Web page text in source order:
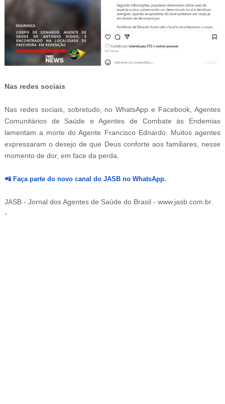
Nas redes sociais
Nas redes sociais, sobretudo, no WhatsApp e Facebook, Agentes
Comunitários de Saúde e Agentes de Combate às Endemias
lamentam a morte do Agente Francisco Ednardo. Muitos agentes
expressaram o desejo de que Deus conforte aos familiares, nesse
momento de dor, em face da perda.
📲 Faça parte do novo canal do JASB no WhatsApp.
JASB - Jornal dos Agentes de Saúde do Brasil - www.jasb.com.br.
-